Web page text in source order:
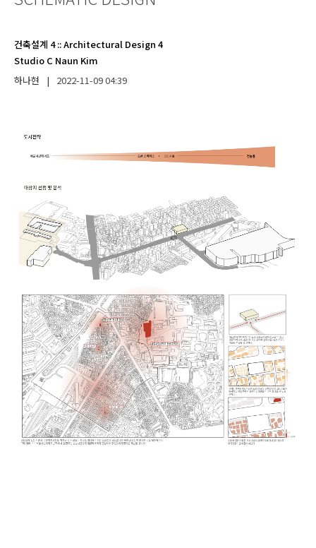
건축설계 4::Architectural Design 4
Studio C Naun Kim
하나현
| 2022-11-0904:39